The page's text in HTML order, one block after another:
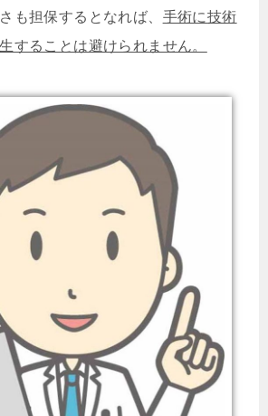
も担保するとなれば、 手術に技術
することは避けられません。